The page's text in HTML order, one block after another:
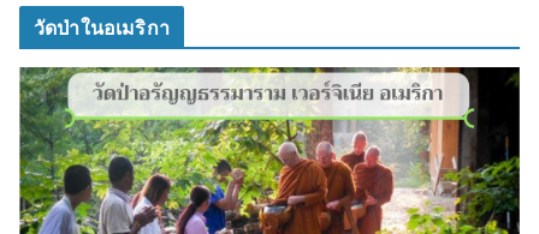
วัดป่าในอเมริกา